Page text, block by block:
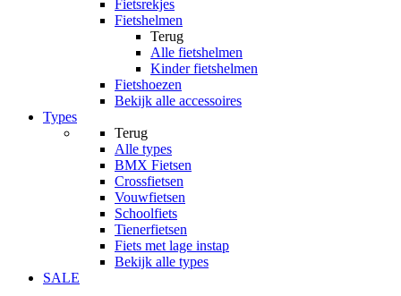
Fietsrekjes
Fietshelmen
Terug
Alle fietshelmen
Kinder fietshelmen
Fietshoezen
Bekijk alle accessoires
Types
Terug
Alle types
BMX Fietsen
Crossfietsen
Vouwfietsen
Schoolfiets
Tienerfietsen
Fiets met lage instap
Bekijk alle types
SALE